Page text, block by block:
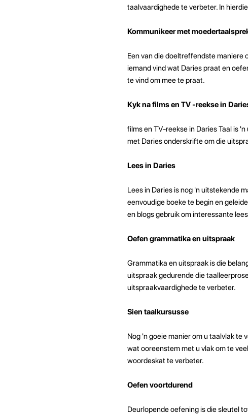
taalvaardighede te verbeter. In
Kommunikeer met
Een van die doeltreffendste maniere
iemand vind wat Daries praat en
te vind om mee te praat.
Kyk na films en TV -reekse in
films en TV-reekse in Daries Taal is
met Daries onderskrifte om die
Lees in Daries
Lees in Daries is nog 'n uitstekende
eenvoudige boeke te begin en
en blogs gebruik om interessante
Oefen grammatika en uitspraak
Grammatika en uitspraak is die
uitspraak gedurende die
uitspraakvaardighede te verbeter.
Sien taalkursusse
Nog 'n goeie manier om u taalvlak te
wat ooreenstem met u vlak om te
woordeskat te verbeter.
Oefen voortdurend
Deurlopende oefening is die sleutel